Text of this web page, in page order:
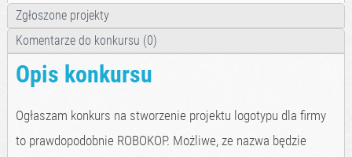
Zgłoszone projekty
Komentarze do konkursu (0)
Opis konkursu
Ogłaszam konkurs na stworzenie projektu logotypu dla firmy
to prawdopodobnie ROBOKOP. Możliwe, ze nazwa będzie